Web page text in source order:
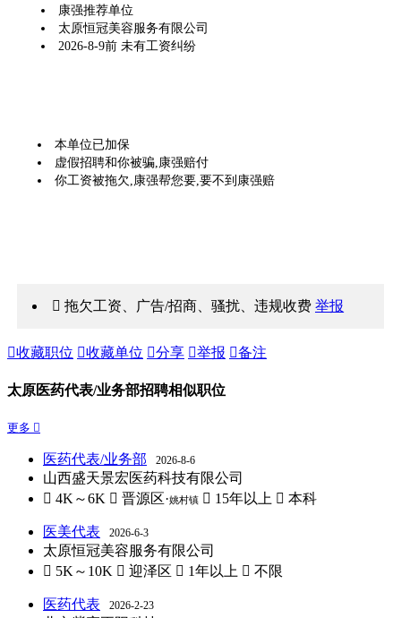
康强推荐单位
太原恒冠美容服务有限公司
2026-8-9前 未有工资纠纷
本单位已加保
虚假招聘和你被骗,康强赔付
你工资被拖欠,康强帮您要,要不到康强赔
 拖欠工资、广告/招商、骚扰、违规收费举报
收藏职位 收藏单位 分享 举报 备注
太原医药代表/业务部招聘相似职位
更多 
医药代表/业务部 2026-8-6
山西盛天景宏医药科技有限公司
 4K～6K  晋源区·姚村镇  15年以上  本科
医美代表 2026-6-3
太原恒冠美容服务有限公司
 5K～10K  迎泽区  1年以上  不限
医药代表 2026-2-23